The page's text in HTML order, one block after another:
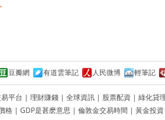
豆瓣網 有道雲筆記 人民微博 輕筆記
平台 | 理財賺錢 | 全球資訊 | 股票配資 | 綠化貸
格 | GDP是甚麽意思 | 倫敦金交易時間 | 黃金投資